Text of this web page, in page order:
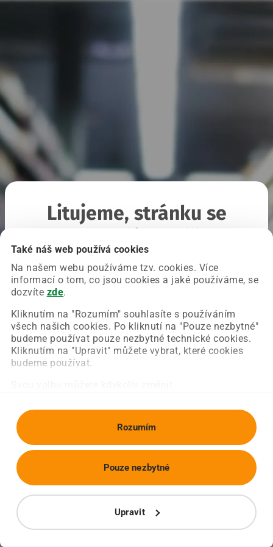
Také náš web používá cookies
Na našem webu používáme tzv. cookies. Více
informací o tom, co jsou cookies a jaké používáme, se
dozvíte zde.
Kliknutím na "Rozumím" souhlasíte s používáním
všech našich cookies. Po kliknutí na "Pouze nezbytné"
budeme používat pouze nezbytné technické cookies.
Kliknutím na "Upravit" můžete vybrat, které cookies
budeme používat.
Rozumím
Upravit
Pouze nezbytné
Litujeme, stránku se
Chyba nastala na naší straně a už ji opravujeme.
Zkuste prosím znovu načíst požadovanou stránku.
Obnovit stránku Úvodní strana